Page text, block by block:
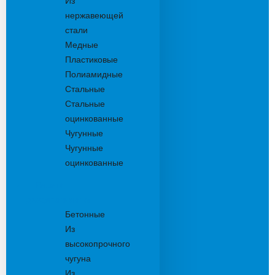
нержавеющей
стали
Медные
Пластиковые
Полиамидные
Стальные
Стальные
оцинкованные
Чугунные
Чугунные
оцинкованные
Бетонные
Из
высокопрочного
чугуна